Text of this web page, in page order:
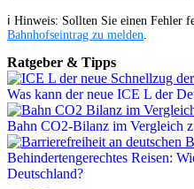
ℹ️ Hinweis: Sollten Sie einen Fehler
Bahnhofseintrag zu melden
Ratgeber & Tipps
Was kann der neue ICE L der
Bahn CO2-Bilanz im Vergleich
Behindertengerechtes Reisen:
Deutschland?